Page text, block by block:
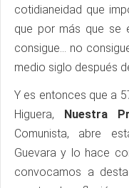
cotidianeidad que
que por más que se
consigue… no
medio siglo después
Y es entonces que a
Higuera, Nuestra
Comunista, abre
Guevara y lo hace
convocamos a